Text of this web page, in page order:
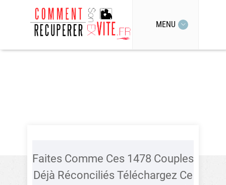
MENU
Faites Comme Ces 1478 Couples
Déjà Réconciliés Téléchargez Ce